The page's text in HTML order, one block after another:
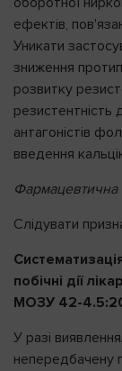
ефектів,
Уникати
зниження
розвитку
резистентність
антагоністів
введення
Фармацевтична
Слідувати
побічні дії
МОЗУ 42-
У разі
непередбачену